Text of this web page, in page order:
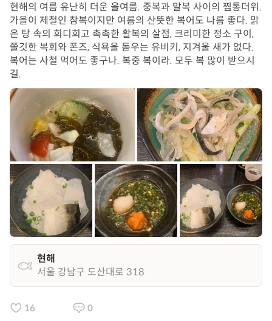
현해의 여름 유난히 더운 올여름. 중복과 말복 사이의 찜통더위.
가을이 제철인 참복이지만 여름의 산뜻한 복어도 나름 좋다. 맑
은 탕 속의 희디희고 촉촉한 활복의 살점, 크리미한 정소 구이,
쫄깃한 복회와 폰즈, 식욕을 돋우는 유비키, 지겨울 새가 없다.
복어는 사철 먹어도 좋구나. 복중 복이라. 모두 복 많이 받으시
길.
현해
서울 강남구 도산대로 318
16 0